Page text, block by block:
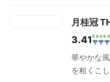
月桂冠
3.41
華やかな
を粗くこ